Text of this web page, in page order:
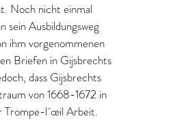
Noch nicht einmal
sein Ausbildungsweg
ihm vorgenommenen
Briefen in Gijsbrechts
dass Gijsbrechts
von 1668-1672 in
Trompe-l´œil Arbeit.